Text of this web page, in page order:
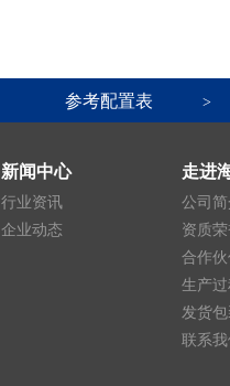
参考配置表 >
新闻中心
行业资讯
企业动态
走进
公司
资质
合作
生产
发货
联系